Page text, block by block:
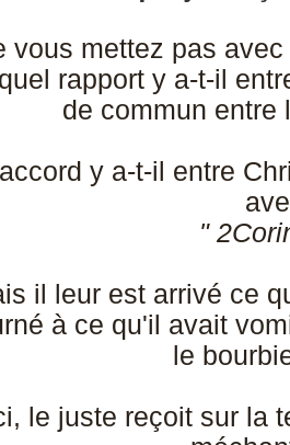
vous mettez pas
rapport y a-t-il
de commun entre
y a-t-il entre
"
il leur est arrivé ce
à ce qu'il avait
le
le juste reçoit sur la